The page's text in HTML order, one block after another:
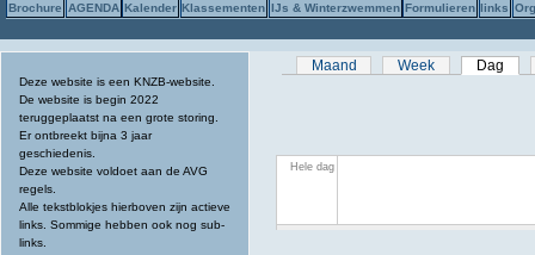
Brochure AGENDA Kalender Klassementen IJs & Winterzwemmen Formulieren links
Deze website is een KNZB-website.
De website is begin 2022
teruggeplaatst na een grote storing.
Er ontbreekt bijna 3 jaar
geschiedenis.
Deze website voldoet aan de AVG
regels.
Alle tekstblokjes hierboven zijn actieve
links. Sommige hebben ook nog sub-
links.
Primaire tabs
Maand Week Dag
Hele dag